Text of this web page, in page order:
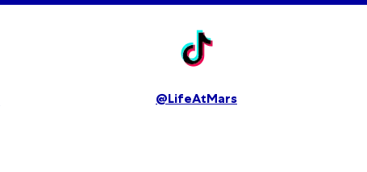
@LifeAtMars